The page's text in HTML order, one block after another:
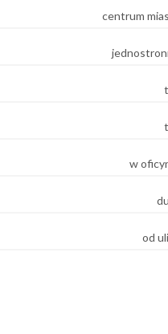
centrum
w
od